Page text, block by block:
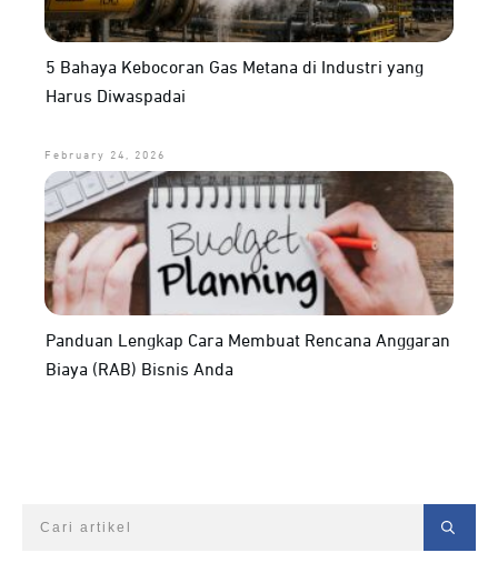
5 Bahaya Kebocoran Gas Metana di Industri yang
Harus Diwaspadai
February 24, 2026
Panduan Lengkap Cara Membuat Rencana Anggaran
Biaya (RAB) Bisnis Anda